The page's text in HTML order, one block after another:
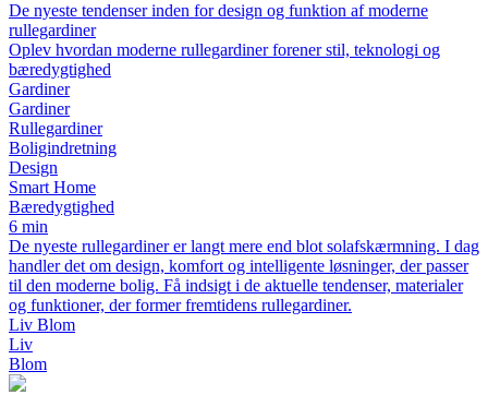
De nyeste tendenser inden for design og funktion af moderne
rullegardiner
Oplev hvordan moderne rullegardiner forener stil, teknologi og
bæredygtighed
Gardiner
Gardiner
Rullegardiner
Boligindretning
Design
Smart Home
Bæredygtighed
6 min
De nyeste rullegardiner er langt mere end blot solafskærmning. I dag
handler det om design, komfort og intelligente løsninger, der passer
til den moderne bolig. Få indsigt i de aktuelle tendenser, materialer
og funktioner, der former fremtidens rullegardiner.
Liv Blom
Liv
Blom